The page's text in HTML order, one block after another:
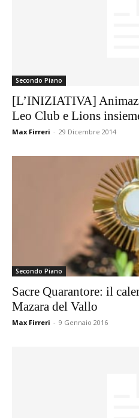
Secondo Piano
[L’INIZIATIVA]
Leo Club e Lions
Max Firreri - 29 Dicembre 2014
Secondo Piano
Sacre Quarantore: il
Mazara del Vallo
Max Firreri - 9 Gennaio 2016